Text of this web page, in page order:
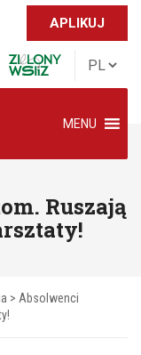
APLIKUJ
MENU
Ruszają
> Absolwenci